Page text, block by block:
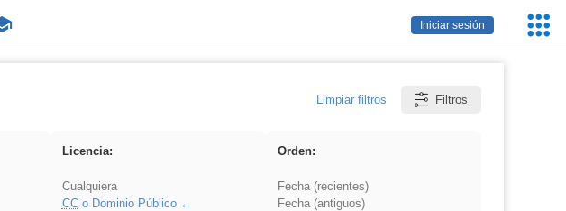
Iniciar sesión
Limpiar filtros Filtros
Licencia:
Cualquiera
CCo Dominio Público
Orden:
Fecha (recientes)
Fecha (antiguos)